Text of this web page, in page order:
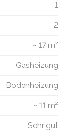
1
2
~ 17 m²
Gasheizung
Bodenheizung
~ 11 m²
Sehr gut